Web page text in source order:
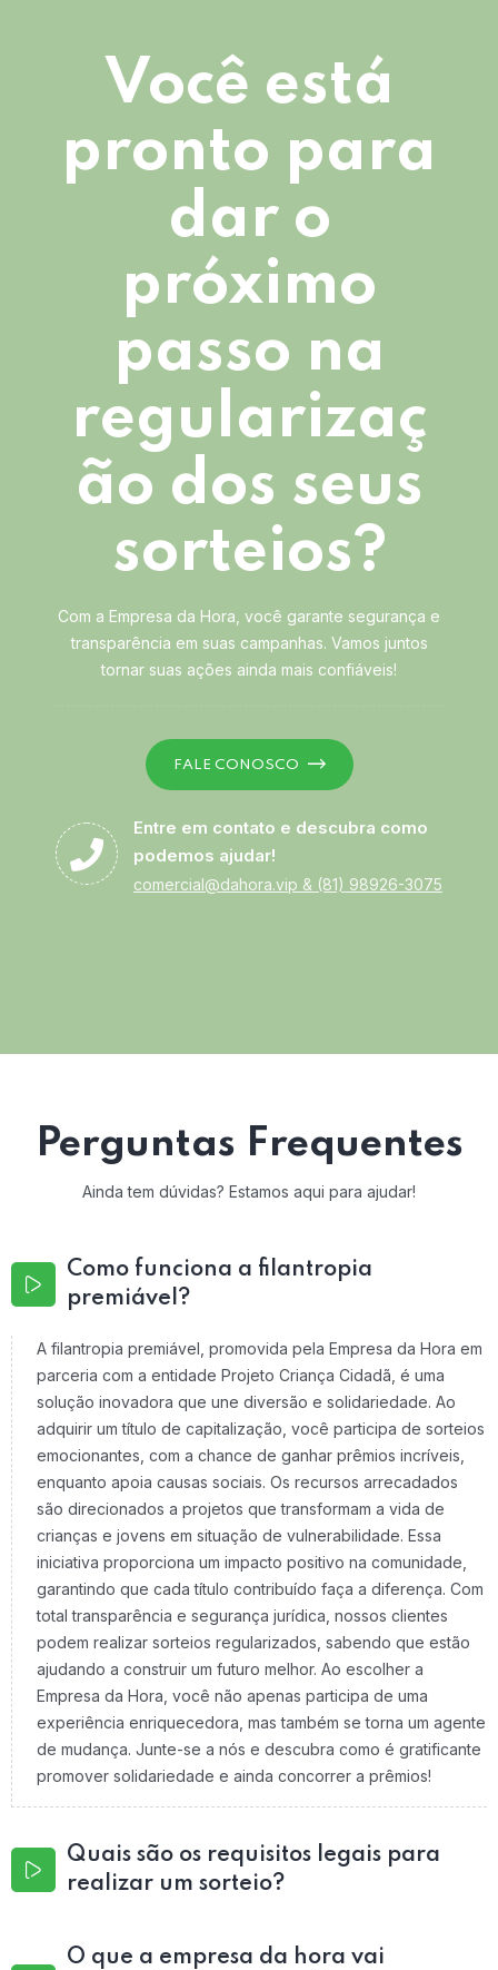
Você está
pronto para
dar o
próximo
passo na
regularizaç
ão dos seus
sorteios?
Com a Empresa da Hora, você garante segurança e
transparência em suas campanhas. Vamos juntos
tornar suas ações ainda mais confiáveis!
FALE CONOSCO
Entre em contato e descubra como
podemos ajudar!
comercial@dahora.vip & (81) 98926-3075
Perguntas Frequentes
Ainda tem dúvidas? Estamos aqui para ajudar!
Como funciona a filantropia
premiável?
A filantropia premiável, promovida pela Empresa da Hora em
parceria com a entidade Projeto Criança Cidadã, é uma
solução inovadora que une diversão e solidariedade. Ao
adquirir um título de capitalização, você participa de sorteios
emocionantes, com a chance de ganhar prêmios incríveis,
enquanto apoia causas sociais. Os recursos arrecadados
são direcionados a projetos que transformam a vida de
crianças e jovens em situação de vulnerabilidade. Essa
iniciativa proporciona um impacto positivo na comunidade,
garantindo que cada título contribuído faça a diferença. Com
total transparência e segurança jurídica, nossos clientes
podem realizar sorteios regularizados, sabendo que estão
ajudando a construir um futuro melhor. Ao escolher a
Empresa da Hora, você não apenas participa de uma
experiência enriquecedora, mas também se torna um agente
de mudança. Junte-se a nós e descubra como é gratificante
promover solidariedade e ainda concorrer a prêmios!
Quais são os requisitos legais para
realizar um sorteio?
O que a empresa da hora vai